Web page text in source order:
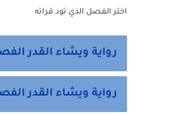
اختر الفصل الذي تود قراته
رواية ويشاء القدر
رواية ويشاء القدر